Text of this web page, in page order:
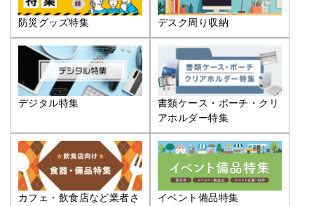
防災グッズ特集 デスク周り収納
デジタル特集
書類ケース・ポーチ・クリ
アホルダー特集
カフェ・飲食店など業者さ
イベント備品特集